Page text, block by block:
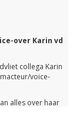
over Karin vd
collega Karin
voice-
alles over haar